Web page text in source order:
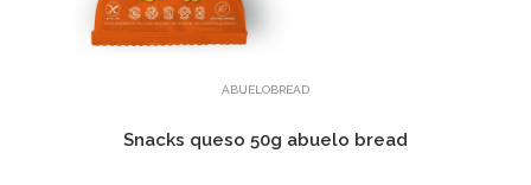
ABUELOBREAD
Snacks queso 50g abuelo bread